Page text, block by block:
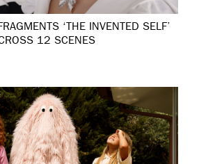
‘THE INVENTED SELF’
12 SCENES